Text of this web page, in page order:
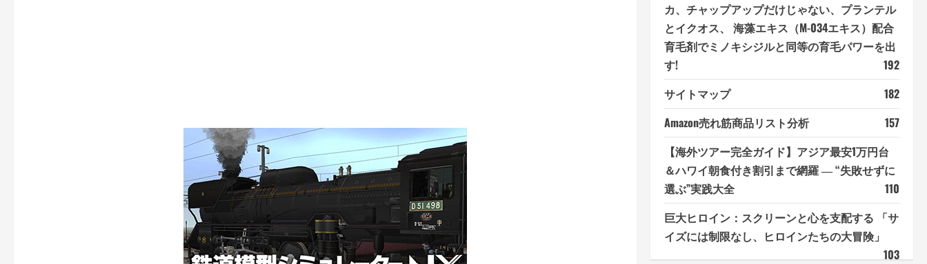
カ、チャップアップだけじゃない、プランテル
とイクオス、 海藻エキス（M-034エキス）配合
育毛剤でミノキシジルと同等の育毛パワーを出
す!
192
サイトマップ
182
Amazon売れ筋商品リスト分析
157
【海外ツアー完全ガイド】アジア最安1万円台
＆ハワイ朝食付き割引まで網羅 ― “失敗せずに
選ぶ”実践大全
110
巨大ヒロイン：スクリーンと心を支配する 「サ
イズには制限なし、ヒロインたちの大冒険」
103